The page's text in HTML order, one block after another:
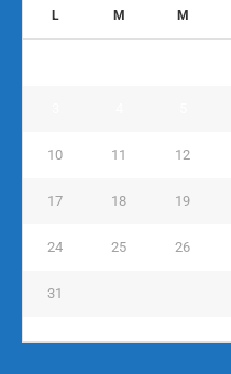
L M M
10 11 12
17 18 19
24 25 26
31